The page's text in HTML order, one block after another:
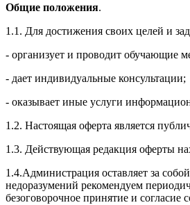
Общие положения.
1.1. Для достижения своих целей и
- организует и проводит обучающие
- дает индивидуальные консультации;
- оказывает иные услуги
1.2. Настоящая оферта является
1.3. Действующая редакция оферты
1.4.Администрация оставляет за
недоразумений рекомендуем
безоговорочное принятие и